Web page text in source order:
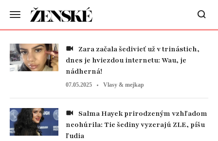
dnes je hviezdou internetu: Wau, je
nádherná!
07.05.2025 Vlasy & mejkap
neohúrila: Tie šediny vyzerajú ZLE, píšu
ľudia